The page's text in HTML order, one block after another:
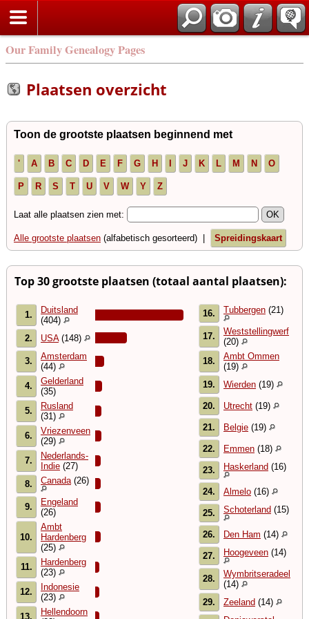
Our Family Genealogy Pages
Plaatsen overzicht
Toon de grootste plaatsen beginnend met
' A B C D E F G H I J K L M N O
P R S T U V W Y Z
Laat alle plaatsen zien met:
Alle grootste plaatsen (alfabetisch gesorteerd) | Spreidingskaart
Top 30 grootste plaatsen (totaal aantal plaatsen):
1.
Duitsland
(404)
2.
USA(148)
3.
Amsterdam
(44)
4.
Gelderland
(35)
5.
Rusland
(31)
6.
Vriezenveen
(29)
7.
Nederlands-
Indie (27)
8.
Canada(26)
9.
Engeland
(26)
10.
Ambt
Hardenberg
(25)
11.
Hardenberg
(23)
12.
Indonesie
(23)
13.
Hellendoorn
16. Tubbergen (21)
17.
Weststellingwerf
(20)
18.
Ambt Ommen
(19)
19.
Wierden (19)
20. Utrecht (19)
21. Belgie (19)
22. Emmen (18)
23. Haskerland (16)
24. Almelo (16)
25. Schoterland (15)
26. Den Ham (14)
27. Hoogeveen (14)
28.
Wymbritseradeel
(14)
29.
Zeeland (14)